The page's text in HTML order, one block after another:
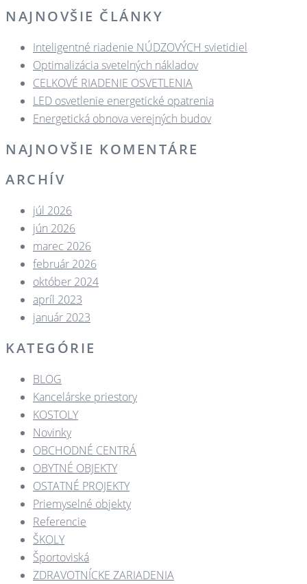
NAJNOVŠIE ČLÁNKY
Inteligentné riadenie NÚDZOVÝCH svietidiel
Optimalizácia svetelných nákladov
CELKOVÉ RIADENIE OSVETLENIA
LED osvetlenie energetické opatrenia
Energetická obnova verejných budov
NAJNOVŠIE KOMENTÁRE
ARCHÍV
júl 2026
jún 2026
marec 2026
február 2026
október 2024
apríl 2023
január 2023
KATEGÓRIE
BLOG
Kancelárske priestory
KOSTOLY​
Novinky
OBCHODNÉ CENTRÁ​
OBYTNÉ OBJEKTY​
OSTATNÉ PROJEKTY​
Priemyselné objekty
Referencie
ŠKOLY
Športoviská
ZDRAVOTNÍCKE ZARIADENIA​